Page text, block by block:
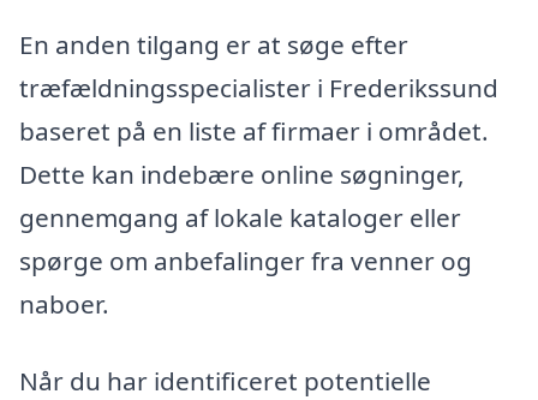
En anden tilgang er at søge efter
træfældningsspecialister i Frederikssund
baseret på en liste af firmaer i området.
Dette kan indebære online søgninger,
gennemgang af lokale kataloger eller
spørge om anbefalinger fra venner og
naboer.
Når du har identificeret potentielle